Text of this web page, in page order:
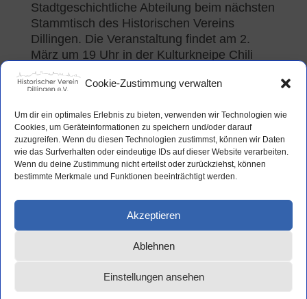
Cookie-Zustimmung verwalten
Um dir ein optimales Erlebnis zu bieten, verwenden wir Technologien wie
Cookies, um Geräteinformationen zu speichern und/oder darauf
zuzugreifen. Wenn du diesen Technologien zustimmst, können wir Daten
wie das Surfverhalten oder eindeutige IDs auf dieser Website verarbeiten.
Wenn du deine Zustimmung nicht erteilst oder zurückziehst, können
bestimmte Merkmale und Funktionen beeinträchtigt werden.
Akzeptieren
Ablehnen
Einstellungen ansehen
Stadtgeschichtliche Abteilung beim nächsten
Stammtisch des Historischen Vereins
Dillingen. Die Veranstaltung findet am 2.
März um 19 Uhr in der Kulturkneipe Chili
statt. Eingeladen sind alle historisch
Interessierten, der Eintritt ist frei.
(Abbildungen KI-generiert, Copyright:
neonpastell GmbH, Augsburg)
Cookie-Richtlinie (EU)